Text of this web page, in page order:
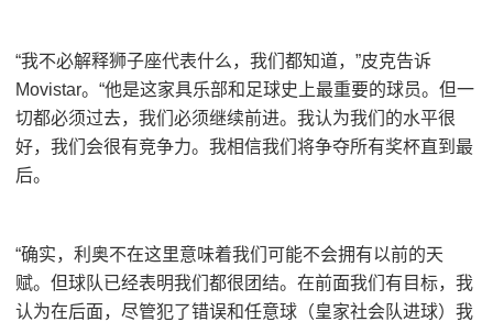
“我不必解释狮子座代表什么，我们都知道，”皮克告诉
Movistar。“他是这家具乐​​部和足球史上最重要的球员。但一
切都必须过去，我们必须继续前进。我认为我们的水平很
好，我们会很有竞争力。我相信我们将争夺所有奖杯直到最
后。
“确实，利奥不在这里意味着我们可能不会拥有以前的天
赋。但球队已经表明我们都很团结。在前面我们有目标，我
认为在后面，尽管犯了错误和任意球（皇家社会队进球）我